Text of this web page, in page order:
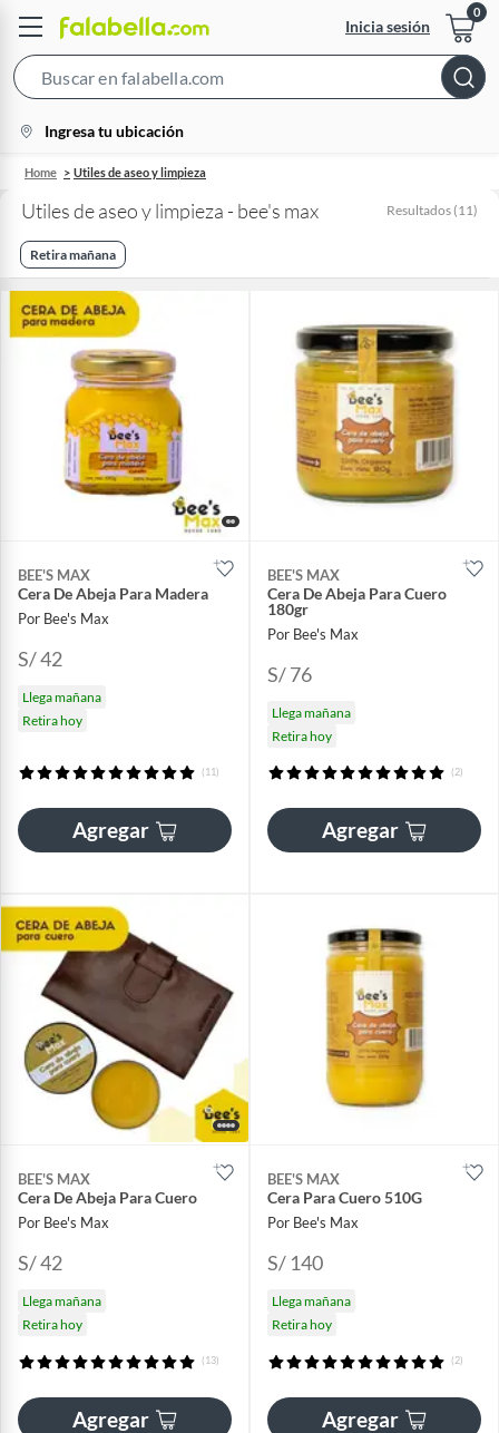
Inicia sesión
Bar
location-
icon
Ingresa tu ubicación
Home Utiles de aseo y limpieza
Utiles de aseo y limpieza - bee's max Resultados (11)
Retira mañana
BEE'S MAX
Cera De Abeja Para Madera
Por Bee's Max
S/ 42
Llega mañana
Retira hoy
(11)
Agregar
BEE'S MAX
Cera De Abeja Para Cuero
180gr
Por Bee's Max
S/ 76
Llega mañana
Retira hoy
(2)
Agregar
BEE'S MAX
Cera De Abeja Para Cuero
Por Bee's Max
S/ 42
Llega mañana
Retira hoy
(13)
Agregar
BEE'S MAX
Cera Para Cuero 510G
Por Bee's Max
S/ 140
Llega mañana
Retira hoy
(2)
Agregar